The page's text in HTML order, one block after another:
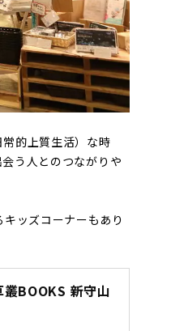
的上質生活）な時
う人とのつながりや
ッズコーナーもあり
BOOKS 新守山